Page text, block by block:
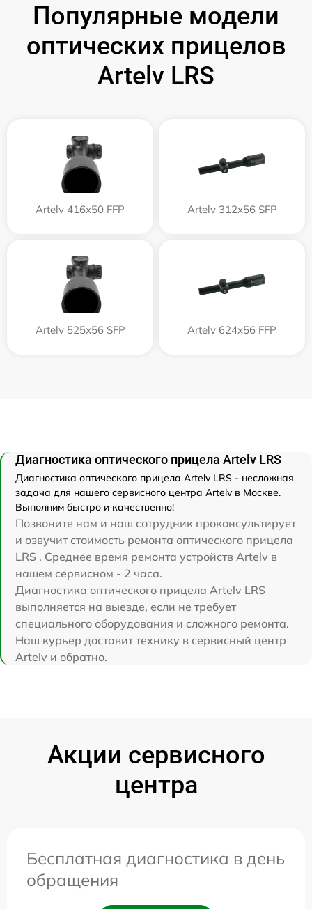
Популярные модели
оптических прицелов
Artelv LRS
Artelv 416x50 FFP Artelv 312x56 SFP
Artelv 525x56 SFP Artelv 624x56 FFP
Диагностика оптического прицела Artelv LRS
Диагностика оптического прицела Artelv LRS - несложная
задача для нашего сервисного центра Artelv в Москве.
Выполним быстро и качественно!
Позвоните нам и наш сотрудник проконсультирует
и озвучит стоимость ремонта оптического прицела
LRS . Среднее время ремонта устройств Artelv в
нашем сервисном - 2 часа.
Диагностика оптического прицела Artelv LRS
выполняется на выезде, если не требует
специального оборудования и сложного ремонта.
Наш курьер доставит технику в сервисный центр
Artelv и обратно.
Акции сервисного
центра
Бесплатная диагностика в день
обращения